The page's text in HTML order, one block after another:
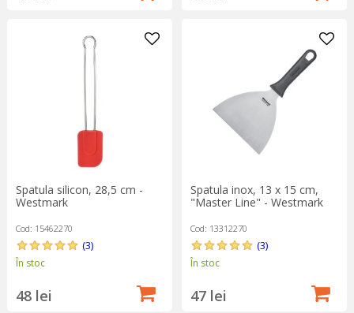
Spatula silicon, 28,5 cm -
Westmark
Cod: 15462270
(3)
În stoc
48 lei
Spatula inox, 13 x 15 cm,
"Master Line" - Westmark
Cod: 13312270
(3)
În stoc
47 lei